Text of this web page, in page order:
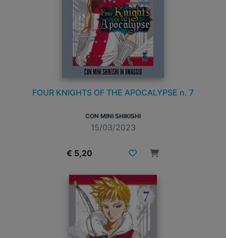
FOUR KNIGHTS OF THE APOCALYPSE n. 7
CON MINI SHIKISHI
15/03/2023
€ 5,20